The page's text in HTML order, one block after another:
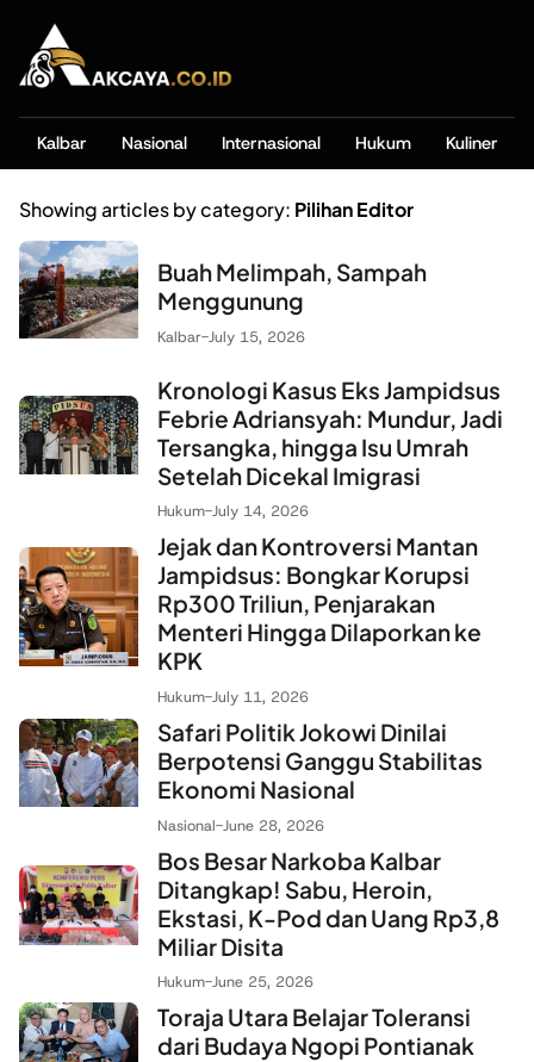
Kalbar Nasional Internasional Hukum Kuliner
Showing articles by category: Pilihan Editor
Buah Melimpah, Sampah
Menggunung
Kalbar-July 15, 2026
Kronologi Kasus Eks Jampidsus
Febrie Adriansyah: Mundur, Jadi
Tersangka, hingga Isu Umrah
Setelah Dicekal Imigrasi
Hukum-July 14, 2026
Jejak dan Kontroversi Mantan
Jampidsus: Bongkar Korupsi
Rp300 Triliun, Penjarakan
Menteri Hingga Dilaporkan ke
KPK
Hukum-July 11, 2026
Safari Politik Jokowi Dinilai
Berpotensi Ganggu Stabilitas
Ekonomi Nasional
Nasional-June 28, 2026
Bos Besar Narkoba Kalbar
Ditangkap! Sabu, Heroin,
Ekstasi, K-Pod dan Uang Rp3,8
Miliar Disita
Hukum-June 25, 2026
Toraja Utara Belajar Toleransi
dari Budaya Ngopi Pontianak